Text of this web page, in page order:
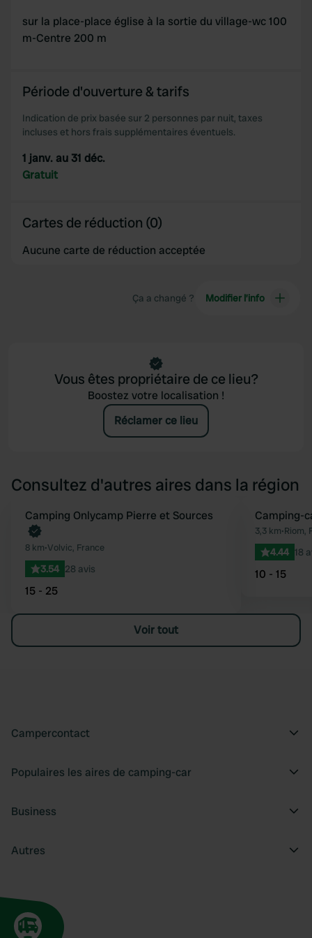
sur la place-place église à la sortie du village-wc 100
m-Centre 200 m
Période d'ouverture & tarifs
Indication de prix basée sur 2 personnes par nuit, taxes
incluses et hors frais supplémentaires éventuels.
1 janv. au 31 déc.
Gratuit
Cartes de réduction (0)
Aucune carte de réduction acceptée
Ça a changé ? Modifier l’info
Vous êtes propriétaire de ce lieu?
Boostez votre localisation !
Réclamer ce lieu
Consultez d'autres aires dans la région
Préféré
Reserve maintenant
Camping Onlycamp Pierre et Sources
8 km•Volvic, France
3.54 28 avis
15 - 25
Camping-
3,3 km•Riom,
4.44 18
10 - 15
Voir tout
Campercontact
Populaires les aires de camping-car
Business
Autres